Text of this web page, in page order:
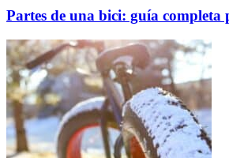
Partes de una bici: guía completa